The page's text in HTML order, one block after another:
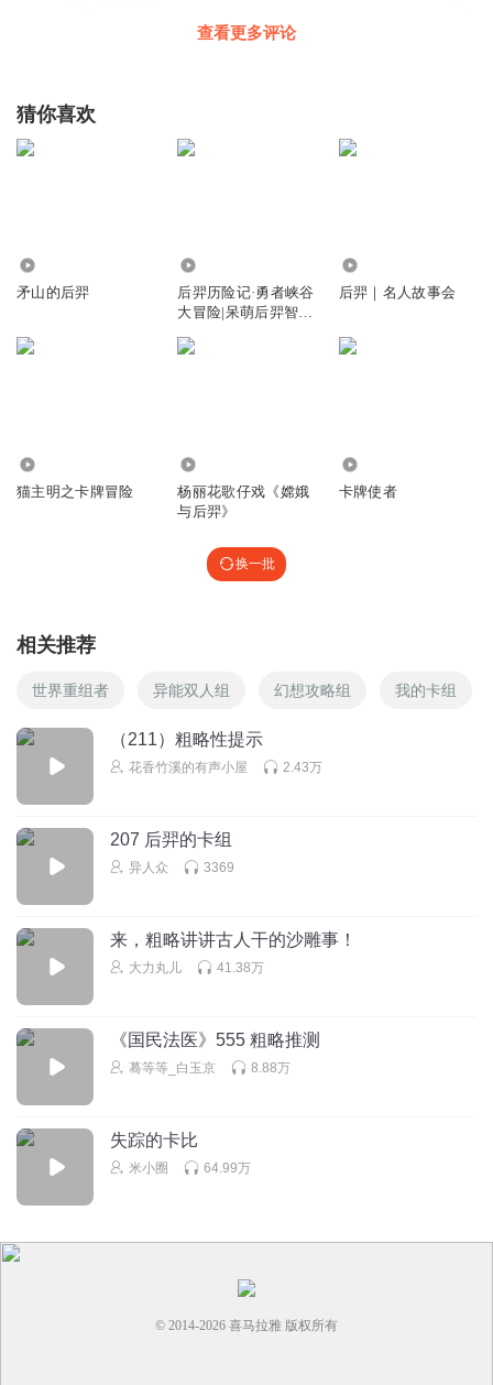
回复
查看更多评论
猜你喜欢
矛山的后羿
后羿历险记·勇者峡谷
大冒险|呆萌后羿智斗
后羿｜名人故事会
猫主明之卡牌冒险
杨丽花歌仔戏《嫦娥
与后羿》
卡牌使者
换一批
相关推荐
世界重组者 异能双人组 幻想攻略组 我的卡组
（211）粗略性提示
花香竹溪的有声小屋 2.43万
207 后羿的卡组
异人众 3369
来，粗略讲讲古人干的沙雕事！
大力丸儿 41.38万
《国民法医》555 粗略推测
蓦等等_白玉京 8.88万
失踪的卡比
米小圈 64.99万
© 2014-2026 喜马拉雅 版权所有